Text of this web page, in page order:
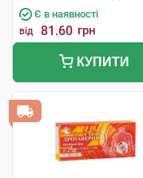
Є в наявності
від 81.60 грн
КУПИТИ